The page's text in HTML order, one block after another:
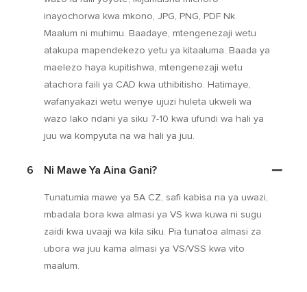
inayochorwa kwa mkono, JPG, PNG, PDF Nk.
Maalum ni muhimu. Baadaye, mtengenezaji wetu
atakupa mapendekezo yetu ya kitaaluma. Baada ya
maelezo haya kupitishwa, mtengenezaji wetu
atachora faili ya CAD kwa uthibitisho. Hatimaye,
wafanyakazi wetu wenye ujuzi huleta ukweli wa
wazo lako ndani ya siku 7-10 kwa ufundi wa hali ya
juu wa kompyuta na wa hali ya juu.
6 Ni Mawe Ya Aina Gani?
Tunatumia mawe ya 5A CZ, safi kabisa na ya uwazi,
mbadala bora kwa almasi ya VS kwa kuwa ni sugu
zaidi kwa uvaaji wa kila siku. Pia tunatoa almasi za
ubora wa juu kama almasi ya VS/VSS kwa vito
maalum.